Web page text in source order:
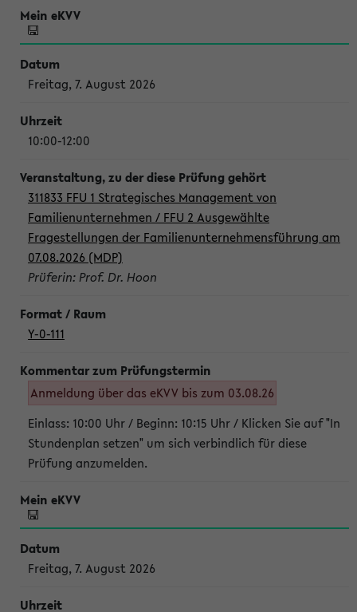
Freitag, 7. August 2026
10:00-12:00
311833 FFU 1 Strategisches Management von
Familienunternehmen / FFU 2 Ausgewählte
Fragestellungen der Familienunternehmensführung am
07.08.2026 (MDP)
Prüferin: Prof. Dr. Hoon
Y-0-111
Anmeldung über das eKVV bis zum 03.08.26
Einlass: 10:00 Uhr / Beginn: 10:15 Uhr / Klicken Sie auf "In
Stundenplan setzen" um sich verbindlich für diese
Prüfung anzumelden.
Freitag, 7. August 2026